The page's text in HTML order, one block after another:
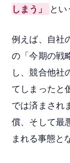
しまう」
とい
例えば、自社
の「今期の戦
し、競合他社
てしまったと
では済まされ
償、そして最
まれる事態と